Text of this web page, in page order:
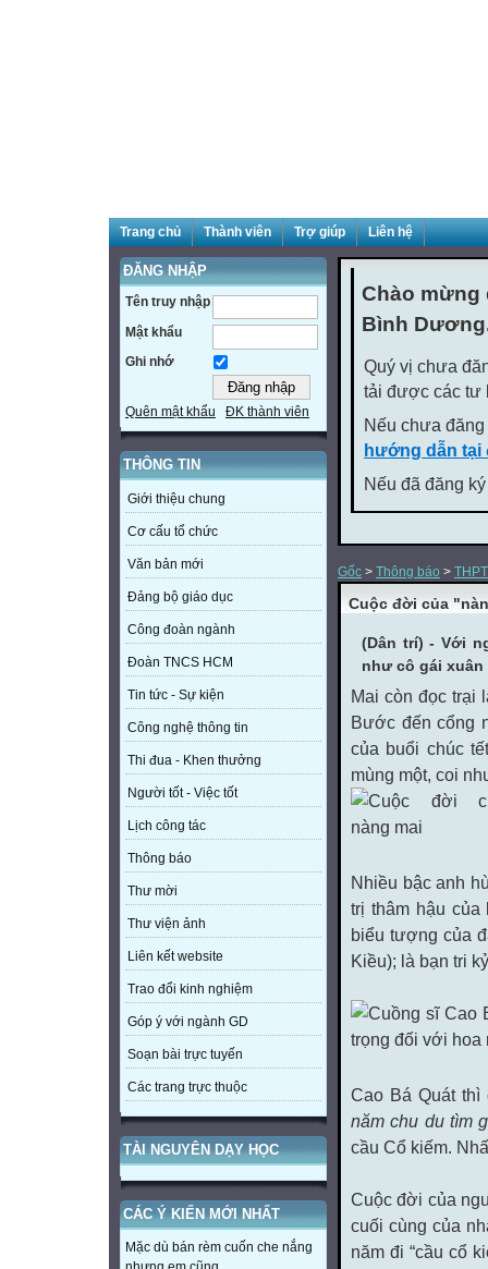
Trang chủ Thành viên Trợ giúp Liên hệ
ĐĂNG NHẬP
Tên truy nhập
Mật khẩu
Ghi nhớ
Quên mật khẩu ĐK thành viên
THÔNG TIN
Giới thiệu chung
Cơ cấu tổ chức
Văn bản mới
Đảng bộ giáo dục
Công đoàn ngành
Đoàn TNCS HCM
Tin tức - Sự kiện
Công nghệ thông tin
Thi đua - Khen thưởng
Người tốt - Việc tốt
Lịch công tác
Thông báo
Thư mời
Thư viện ảnh
Liên kết website
Trao đổi kinh nghiệm
Góp ý với ngành GD
Soạn bài trực tuyến
Các trang trực thuộc
TÀI NGUYÊN DẠY HỌC
CÁC Ý KIẾN MỚI NHẤT
Mặc dù bán rèm cuốn che nắng
Chào mừng
Bình
Quý vị chưa
tải được các tư
Nếu chưa
hướng dẫn tại
Nếu đã đăng
Gốc > Thông báo > THPT
Cuộc đời của
(Dân trí) - Với
như cô gái xuân
Mai còn đọc trại
Bước đến cổng
của buổi chúc
mùng một, coi
Nhiều bậc anh
trị thâm hậu
biểu tượng của
Kiều); là bạn tri
Cao Bá Quát thì
năm chu du tìm
cầu Cổ kiếm.
Cuộc đời của
cuối cùng của
năm đi “cầu cổ